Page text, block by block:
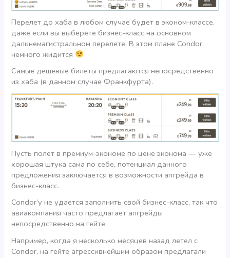
Перелет до хаба в любом случае будет в эконом-классе,
даже если вы выберете бизнес-класс на основном
дальнемагистральном перелете. В этом плане Condor
немного жидится
Самые дешевые билеты предлагаются непосредственно
из хаба (в данном случае Франкфурта).
Пусть полет в премиум-экономе по цене эконома — уже
хорошая штука сама по себе, потенциал данного
предложения заключается в возможности апгрейда в
бизнес-класс.
Condor’у не удается заполнить свой бизнес-класс, так что
авиакомпания часто предлагает апгрейды
непосредственно на гейте.
Например, когда я несколько месяцев назад летел с
Condor, на гейте агрессивнейшим образом предлагали